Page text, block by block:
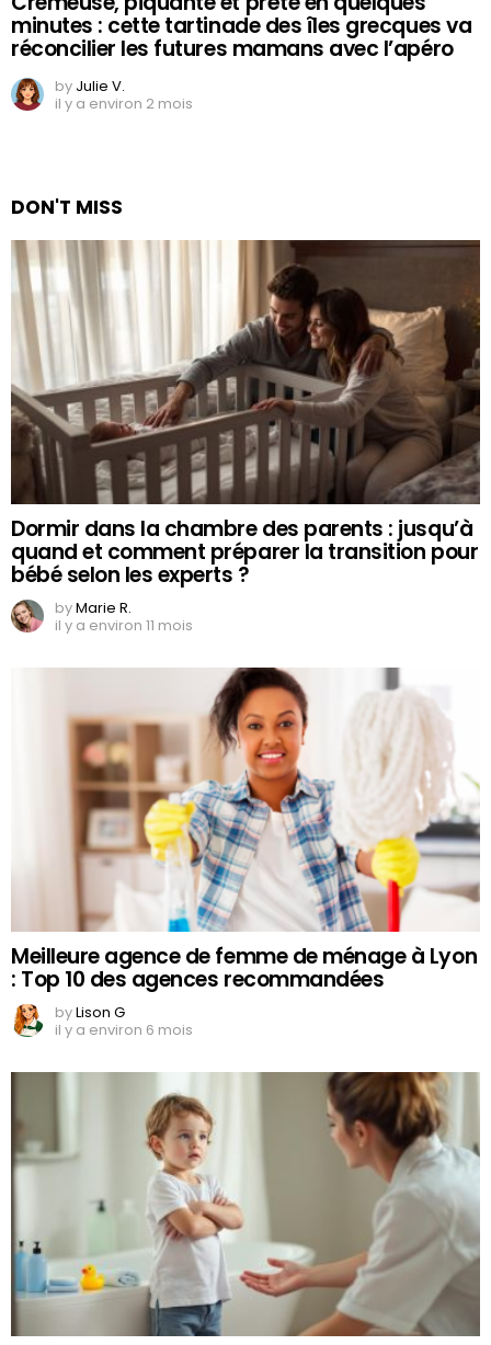
minutes : cette tartinade des îles grecques va
réconcilier les futures mamans avec l’apéro
by Julie V.
il y a environ 2 mois
DON'T MISS
Dormir dans la chambre des parents : jusqu’à
quand et comment préparer la transition pour
bébé selon les experts ?
byMarie R.
il y a environ 11 mois
Meilleure agence de femme de ménage à Lyon
: Top 10 des agences recommandées
byLison G
il y a environ 6 mois